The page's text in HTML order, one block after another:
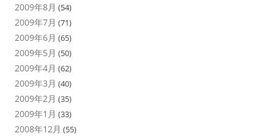
2009年8月 (54)
2009年7月 (71)
2009年6月 (65)
2009年5月 (50)
2009年4月 (62)
2009年3月 (40)
2009年2月 (35)
2009年1月 (33)
2008年12月 (55)